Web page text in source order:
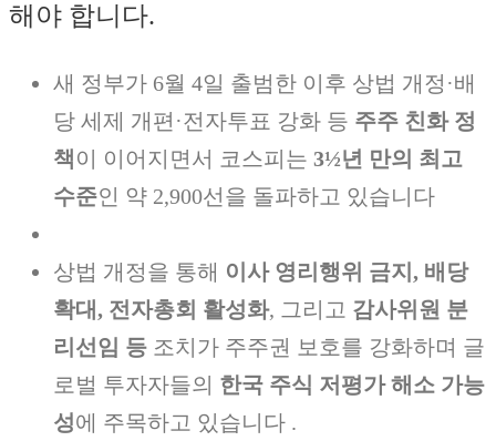
해야 합니다.
새 정부가 6월 4일 출범한 이후 상법 개정·배
당 세제 개편·전자투표 강화 등 주주 친화 정
책이 이어지면서 코스피는 3½년 만의 최고
수준인 약 2,900선을 돌파하고 있습니다
상법 개정을 통해 이사 영리행위 금지, 배당
확대, 전자총회 활성화, 그리고 감사위원 분
리선임 등 조치가 주주권 보호를 강화하며 글
로벌 투자자들의 한국 주식 저평가 해소 가능
성에 주목하고 있습니다 .